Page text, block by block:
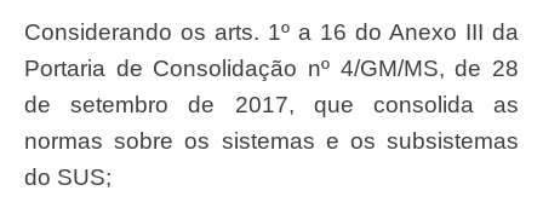
Considerando os arts. 1º a 16 do Anexo III da
Portaria de Consolidação nº 4/GM/MS, de 28
de setembro de 2017, que consolida as
normas sobre os sistemas e os subsistemas
do SUS;